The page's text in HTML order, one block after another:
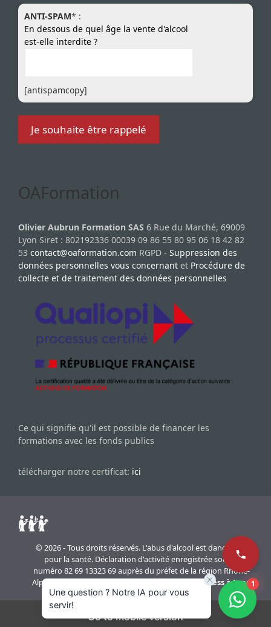
ANTI-SPAM* :
En dessous de quel âge la vente d'alcool
est-elle interdite ?
[antispamcopy]
OAFormation
Olivier Aubrun Formation SAS 6 Rue du Marché, 69009
Lyon Siret : 802192336 00039 09 86 55 80 95 06 18 42 82
53 contact@oaformation.com RGPD - Suppression des
données personnelles vous concernant et Procédure de
collecte et de traitement des données personnelles
Ce qui signifie qu'il est possible de financer les
formations avec les fonds publics
télécharger notre certificat: ici
© 2026 - Tous droits réservés. L'abus d'alcool est dangereux
pour la santé. Déclaration d'activité enregistrée sous le
numéro 82 69 13323 69 auprès du préfet de la région Rhône-
Alpes. Réalisation du site internetagence WordPress à Lyon
Go to mobile version
Une question ? Notre IA pour vous
servir!
1